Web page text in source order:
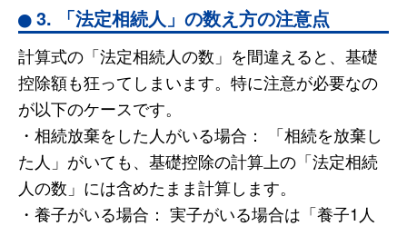
3. 「法定相続人」の数え方の注意点
計算式の「法定相続人の数」を間違えると、基礎
控除額も狂ってしまいます。特に注意が必要なの
が以下のケースです。
・相続放棄をした人がいる場合： 「相続を放棄し
た人」がいても、基礎控除の計算上の「法定相続
人の数」には含めたまま計算します。
・養子がいる場合： 実子がいる場合は「養子1人